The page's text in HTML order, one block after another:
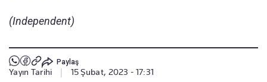
(Independent)
Paylaş
Yayın Tarihi 15 Şubat, 2023 - 17:31